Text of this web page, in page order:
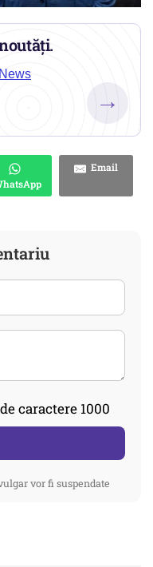
→
Email
caractere 1000
vor fi suspendate